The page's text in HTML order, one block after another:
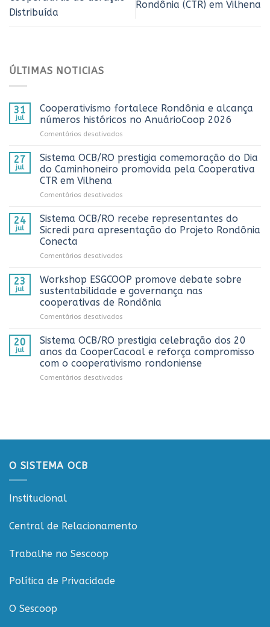
Distribuída
Rondônia (CTR) em Vilhena
ÚLTIMAS NOTICIAS
31
jul
Cooperativismo fortalece Rondônia e alcança
números históricos no AnuárioCoop 2026
Comentários desativados
fortalece
Rondônia
e
no
AnuárioCoop
2026
27
jul
Sistema OCB/RO prestigia comemoração do Dia
do Caminhoneiro promovida pela Cooperativa
CTR em Vilhena
Comentários desativados
OCB/RO
prestigia
comemoração
Caminhoneiro
promovida
pela
Cooperativa
Vilhena
24
jul
Sistema OCB/RO recebe representantes do
Sicredi para apresentação do Projeto Rondônia
Conecta
Comentários desativados
OCB/RO
recebe
representantes
do
apresentação
Projeto
Rondônia
23
jul
Workshop ESGCOOP promove debate sobre
sustentabilidade e governança nas
cooperativas de Rondônia
Comentários desativados
ESGCOOP
promove
debate
sobre
Rondônia
20
jul
Sistema OCB/RO prestigia celebração dos 20
anos da CooperCacoal e reforça compromisso
com o cooperativismo rondoniense
Comentários desativados
20
cooperativismo
O SISTEMA OCB
Institucional
Central de Relacionamento
Trabalhe no Sescoop
Política de Privacidade
O Sescoop